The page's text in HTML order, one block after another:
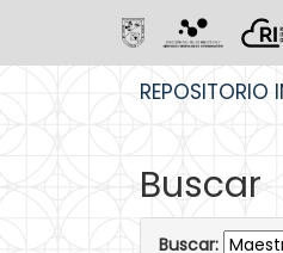
REPOSITORIO
Buscar
Buscar: